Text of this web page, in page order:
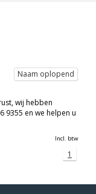
Naam oplopend
wij hebben
9355 en we helpen u
Incl. btw
1